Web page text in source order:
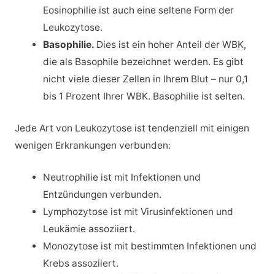
Eosinophilie ist auch eine seltene Form der
Leukozytose.
Basophilie. Dies ist ein hoher Anteil der WBK,
die als Basophile bezeichnet werden. Es gibt
nicht viele dieser Zellen in Ihrem Blut – nur 0,1
bis 1 Prozent Ihrer WBK. Basophilie ist selten.
Jede Art von Leukozytose ist tendenziell mit einigen
wenigen Erkrankungen verbunden:
Neutrophilie ist mit Infektionen und
Entzündungen verbunden.
Lymphozytose ist mit Virusinfektionen und
Leukämie assoziiert.
Monozytose ist mit bestimmten Infektionen und
Krebs assoziiert.